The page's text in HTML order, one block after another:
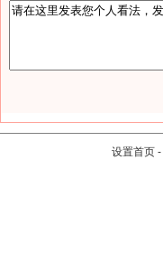
设置首页 -